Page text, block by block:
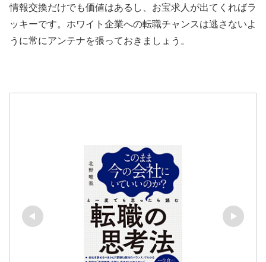
情報交換だけでも価値はあるし、お宝求人が出てくればラ
ッキーです。ホワイト企業への転職チャンスは逃さないよ
うに常にアンテナを張っておきましょう。